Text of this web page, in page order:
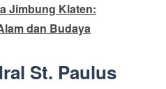
Jimbung Klaten:
dan Budaya
St. Paulus